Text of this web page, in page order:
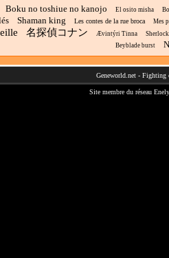
Boku no toshiue no kanojo El osito misha
Shaman king Les contes de la rue broca
Mes
名探偵コナン Ævintýri Tinna
Beyblade burst
Geneworld.net - Fighting
Site membre du réseau